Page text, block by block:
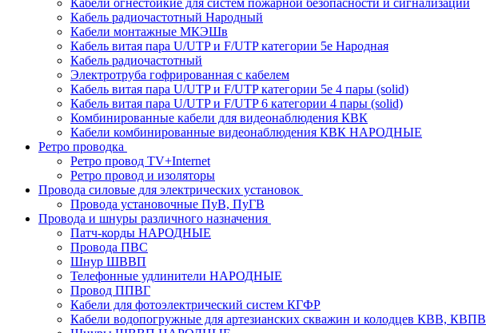
Кабели огнестойкие для систем пожарной безопасности и сигнализации
Кабель радиочастотный Народный
Кабели монтажные МКЭШв
Кабель витая пара U/UTP и F/UTP категории 5е Народная
Кабель радиочастотный
Электротруба гофрированная с кабелем
Кабель витая пара U/UTP и F/UTP категории 5e 4 пары (solid)
Кабель витая пара U/UTP и F/UTP 6 категории 4 пары (solid)
Комбинированные кабели для видеонаблюдения КВК
Кабели комбинированные видеонаблюдения КВК НАРОДНЫЕ
Ретро проводка
Ретро провод TV+Internet
Ретро провод и изоляторы
Провода силовые для электрических установок
Провода установочные ПуВ, ПуГВ
Провода и шнуры различного назначения
Патч-корды НАРОДНЫЕ
Провода ПВС
Шнур ШВВП
Телефонные удлинители НАРОДНЫЕ
Провод ППВГ
Кабели для фотоэлектрический систем КГФР
Кабели водопогружные для артезианских скважин и колодцев КВВ, КВПВ